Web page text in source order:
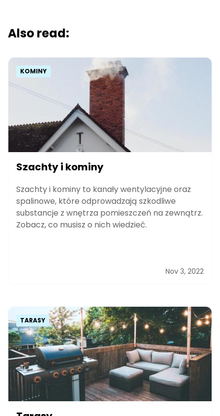
Also read:
KOMINY
Szachty i kominy
Szachty i kominy to kanały wentylacyjne oraz
spalinowe, które odprowadzają szkodliwe
substancje z wnętrza pomieszczeń na zewnątrz.
Zobacz, co musisz o nich wiedzieć.
Nov 3, 2022
TARASY